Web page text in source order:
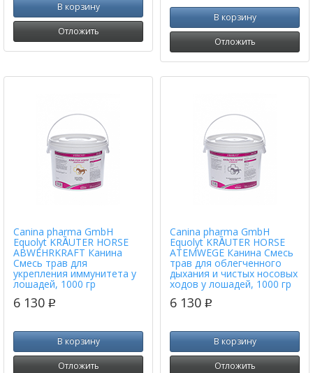
В корзину
Отложить
В корзину
Отложить
Canina pharma GmbH
Equolyt KRȀUTER HORSE
ABWEHRKRAFT Канина
Смесь трав для
укрепления иммунитета у
лошадей, 1000 гр
6 130 p
В корзину
Отложить
Canina pharma GmbH
Equolyt KRȀUTER HORSE
ATEMWEGE Канина Смесь
трав для облегченного
дыхания и чистых носовых
ходов у лошадей, 1000 гр
6 130 p
В корзину
Отложить